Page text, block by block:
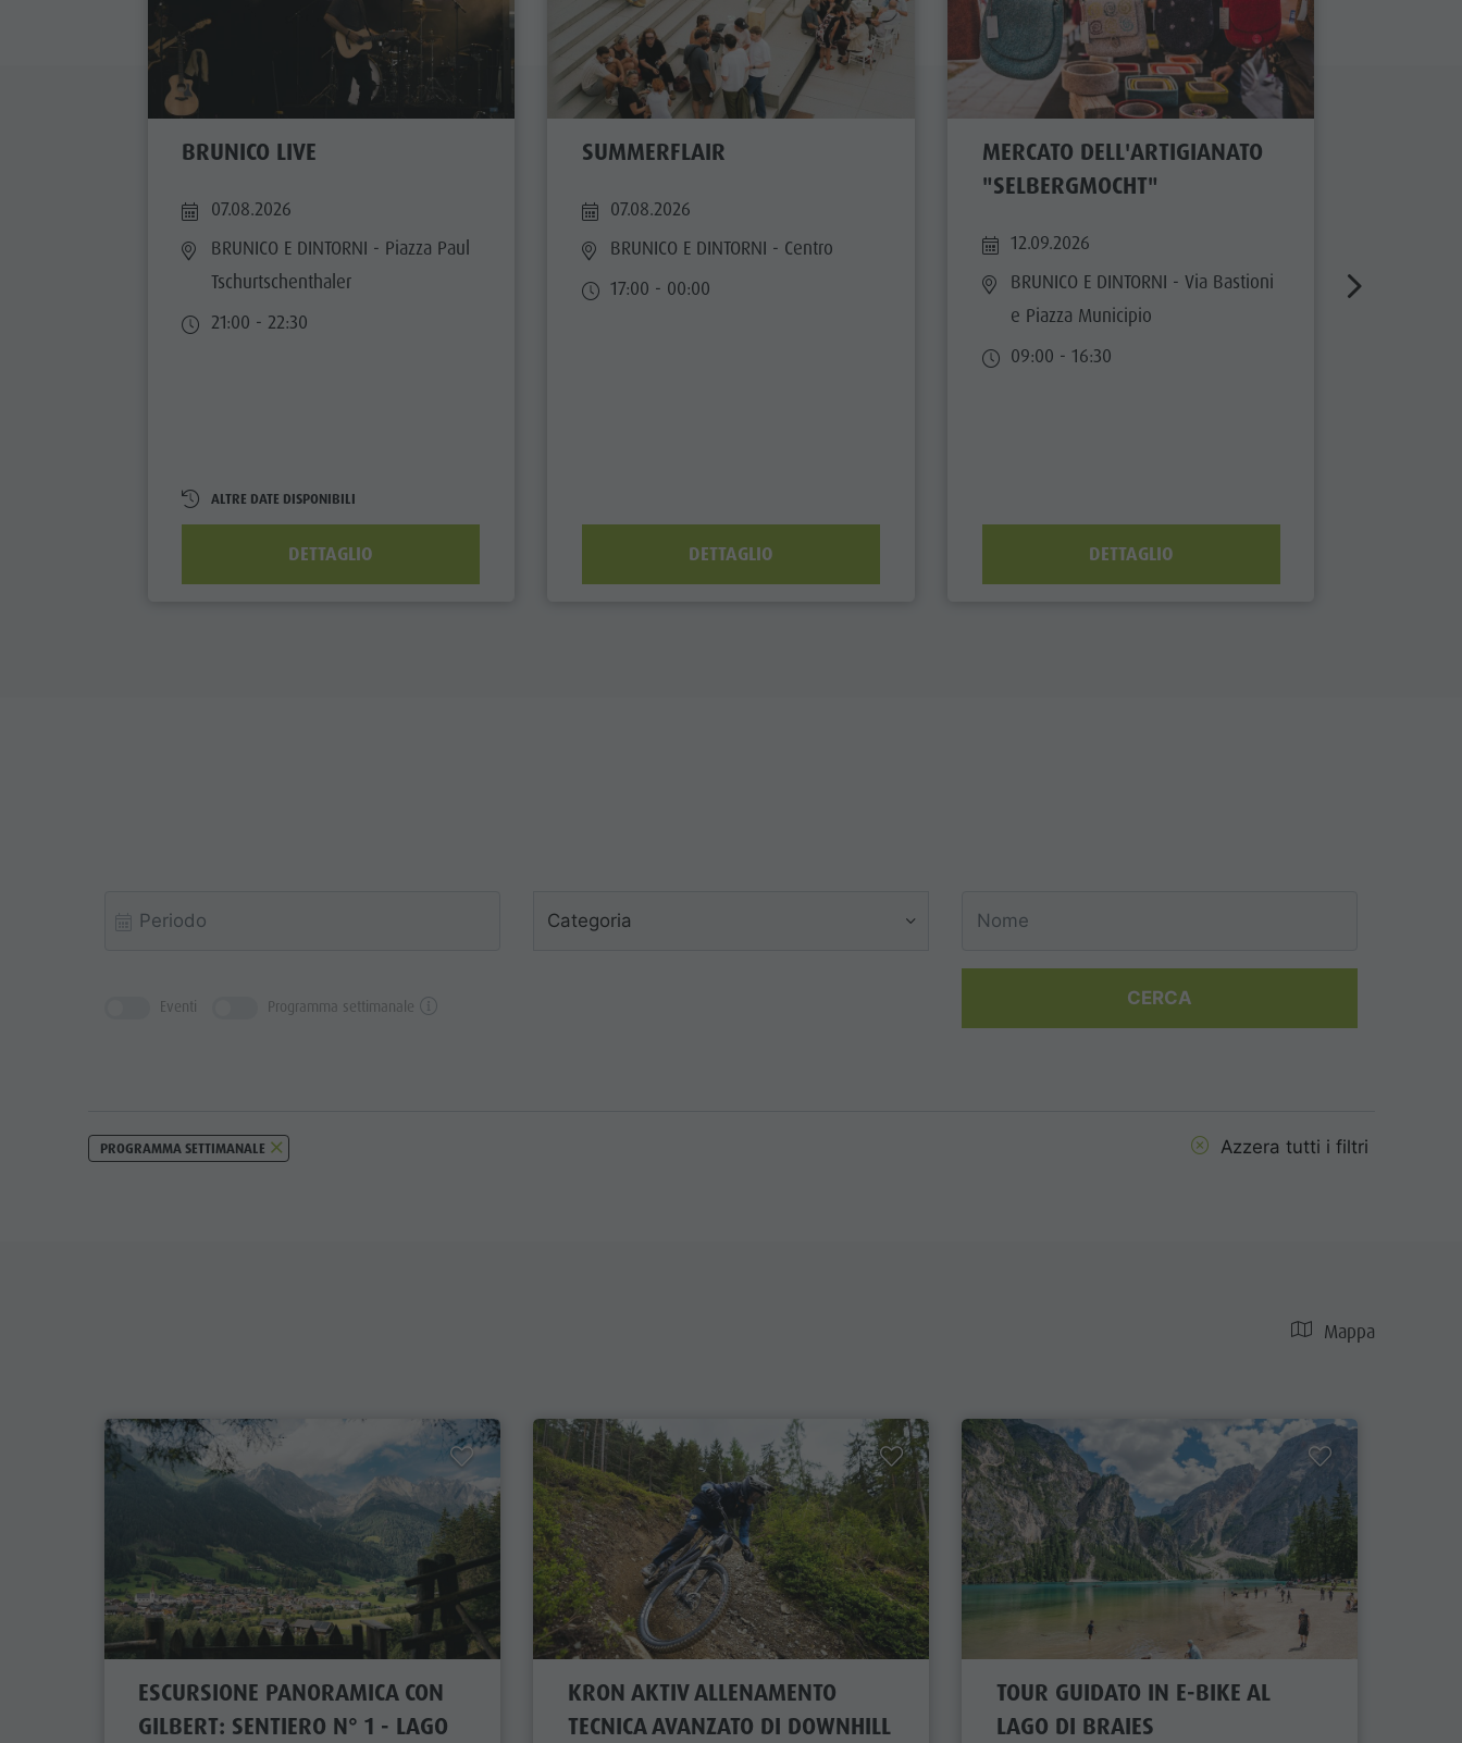
ATTRAZIONI
LOCALITÀ E DINTORNI
TRADIZIONE E ARTIGIANATO
Panoramica dei tour
Richiesta cataloghi
Imposta di soggiorno
Vacanza con il cane
Raccogliere funghi
Kronplatz Doctor Service
BRUNICO LIVE
07.08.2026
BRUNICO E DINTORNI - Piazza Paul
Tschurtschenthaler
21:00 - 22:30
ALTRE DATE DISPONIBILI
DETTAGLIO
SUMMERFLAIR
07.08.2026
BRUNICO E DINTORNI - Centro
17:00 - 00:00
DETTAGLIO
MERCATO DELL'ARTIGIANATO
"SELBERGMOCHT"
12.09.2026
BRUNICO E DINTORNI - Via Bastioni
e Piazza Municipio
09:00 - 16:30
DETTAGLIO
Categoria
Eventi Programma settimanale CERCA
Azzera tutti i filtri
PROGRAMMA SETTIMANALE
Mappa
ESCURSIONE PANORAMICA CON
GILBERT: SENTIERO N° 1 - LAGO
KRON AKTIV ALLENAMENTO
TECNICA AVANZATO DI DOWNHILL
TOUR GUIDATO IN E-BIKE AL
LAGO DI BRAIES